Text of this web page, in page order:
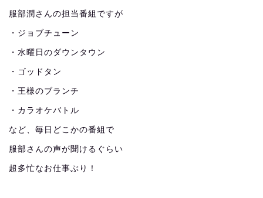
服部潤さんの担当番組ですが
・ジョブチューン
・水曜日のダウンタウン
・ゴッドタン
・王様のブランチ
・カラオケバトル
など、毎日どこかの番組で
服部さんの声が聞けるぐらい
超多忙なお仕事ぶり！